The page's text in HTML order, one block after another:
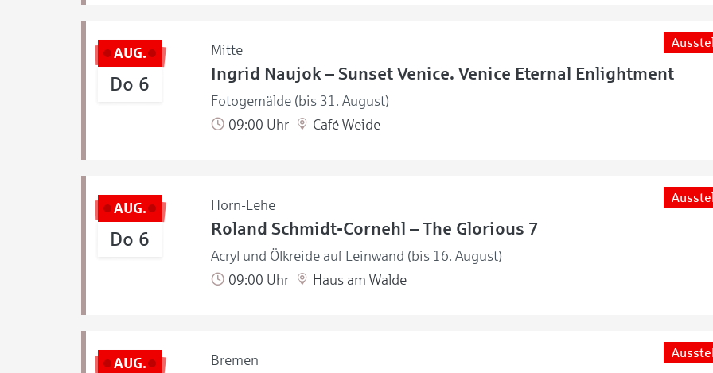
AUG.
Do 6
Mitte
Ingrid Naujok – Sunset Venice. Venice Eternal Enlightment
Fotogemälde (bis 31. August)
09:00 Uhr
Café Weide
AUG.
Do 6
Horn-Lehe
Roland Schmidt-Cornehl – The Glorious 7
Acryl und Ölkreide auf Leinwand (bis 16. August)
09:00 Uhr
Haus am Walde
AUG. Bremen